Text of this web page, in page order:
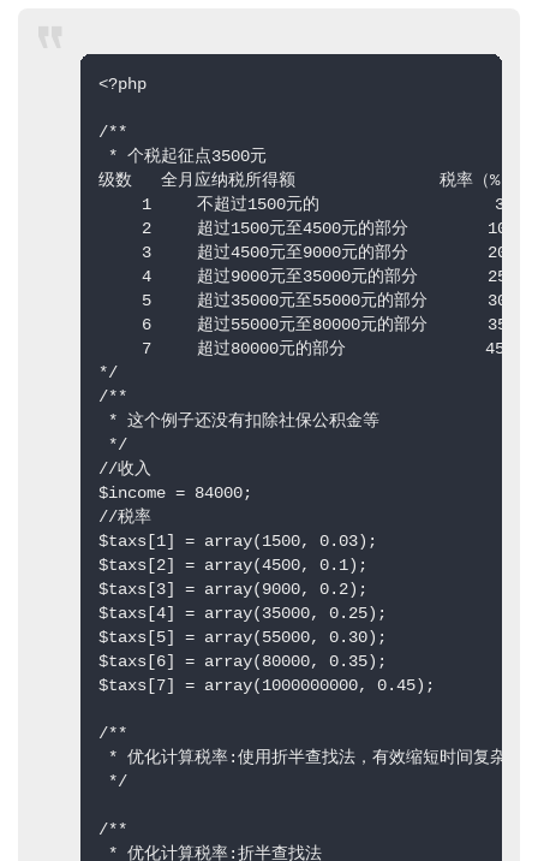
<?php
/**
* 个税起征点3500元
级数   全月应纳税所得额        　　　　税率（%）
1   　不超过1500元的             　　　3
2   　超过1500元至4500元的部分   　　　10
3   　超过4500元至9000元的部分   　　　20
4   　超过9000元至35000元的部分 　　　 25
5  　 超过35000元至55000元的部分 　　　30
6 　  超过55000元至80000元的部分 　　　35
7  　 超过80000元的部分          　　 45
*/
/**
* 这个例子还没有扣除社保公积金等
*/
//收入
$income = 84000;
//税率
$taxs[1] = array(1500, 0.03);
$taxs[2] = array(4500, 0.1);
$taxs[3] = array(9000, 0.2);
$taxs[4] = array(35000, 0.25);
$taxs[5] = array(55000, 0.30);
$taxs[6] = array(80000, 0.35);
$taxs[7] = array(1000000000, 0.45);
/**
* 优化计算税率:使用折半查找法，有效缩短时间复杂度
*/
/**
* 优化计算税率:折半查找法